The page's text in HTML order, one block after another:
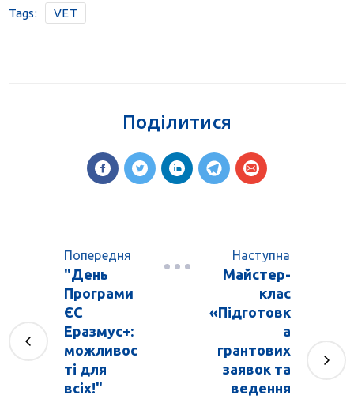
Tags: VET
Поділитися
Попередня
"День
Програми
ЄС
Еразмус+:
можливос
ті для
всіх!"
Наступна
Майстер-
клас
«Підготовк
а
грантових
заявок та
ведення